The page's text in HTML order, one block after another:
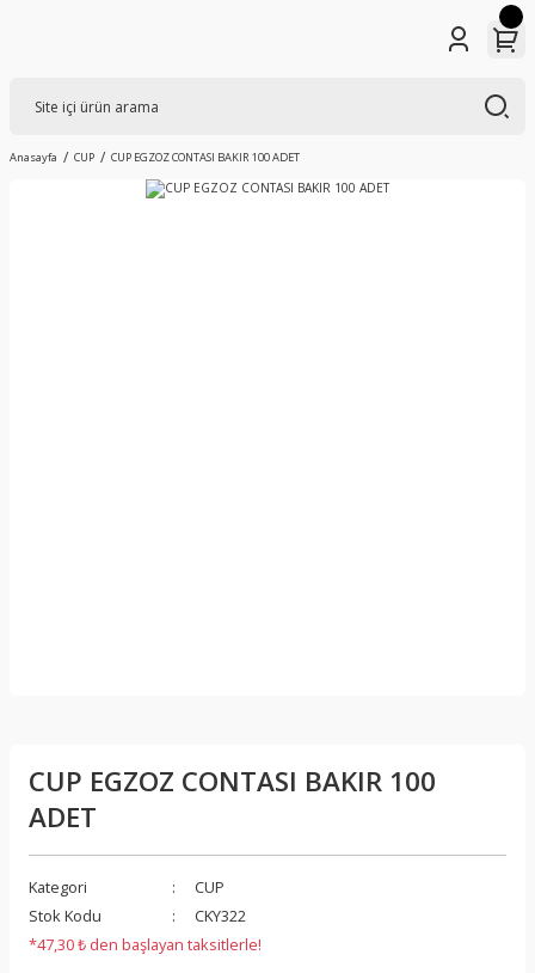
Anasayfa CUP CUP EGZOZ CONTASI BAKIR 100 ADET
CUP EGZOZ CONTASI BAKIR 100
ADET
Kategori
CUP
Stok Kodu
CKY322
*47,30 ₺ den başlayan taksitlerle!